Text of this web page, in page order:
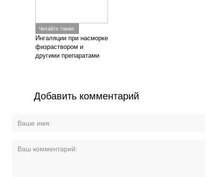
Читайте также:
Ингаляции при насморке
физраствором и
другими препаратами
Добавить комментарий